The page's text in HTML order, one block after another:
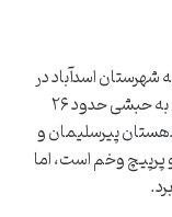
شهرستان اسدآباد در
استان همدان برسانید. از اسدآباد، مسیر دسترسی به حبشی حدود ۲۶
پیرسلیمان و
وخم است، اما